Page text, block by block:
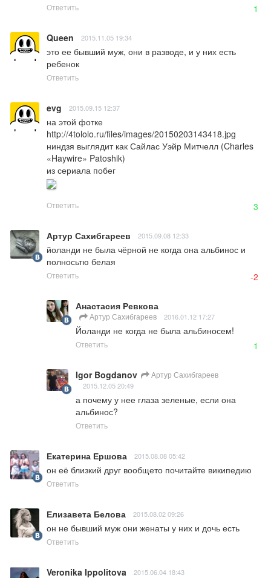
Ответить 1
Queen 2015.11.05 19:34
это ее бывший муж, они в разводе, и у них есть
ребенок
Ответить
evg 2015.09.15 12:37
http://4tololo.ru/files/images/20150203143418.jpg
ниндзя выглядит как Сайлас Уэйр Митчелл (Charles
«Haywire» Patoshik)
из сериала побег
Ответить 3
Артур Сахибгареев 2015.09.08 12:33
йоланди не была чёрной не когда она альбинос и
полносьтю белая
Ответить -2
Анастасия Ревкова
Артур Сахибгареев 2016.01.12 17:27
Йоланди не когда не была альбиносем!
Ответить 1
Igor Bogdanov Артур Сахибгареев
2015.12.05 20:49
а почему у нее глаза зеленые, если она
альбинос?
Ответить
Екатерина Ершова 2015.08.08 05:42
он её близкий друг вообщето почитайте википедию
Ответить
Елизавета Белова 2015.08.02 09:26
он не бывший муж они женаты у них и дочь есть
Ответить
Veronika Ippolitova 2015.06.04 18:43